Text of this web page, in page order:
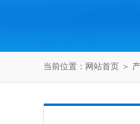
当前位置： 网站首页 ＞